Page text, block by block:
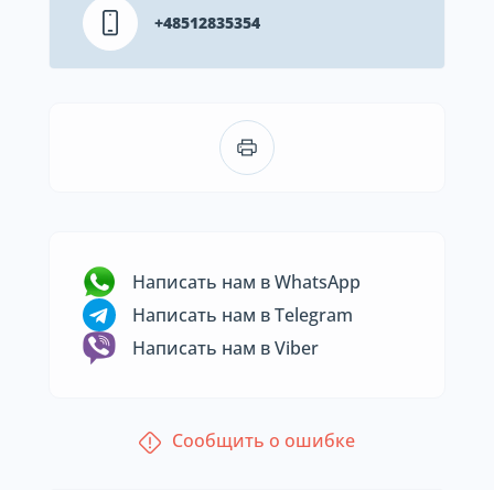
+48512835354
Написать нам в WhatsApp
Написать нам в Telegram
Написать нам в Viber
Сообщить о ошибке